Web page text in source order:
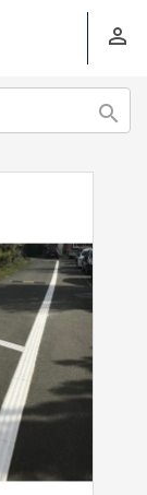

